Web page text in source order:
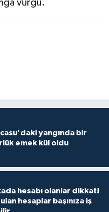
vurgu.
yangında bir
emek kül oldu
hesabı olanlar dikkat!
hesaplar başınıza iş